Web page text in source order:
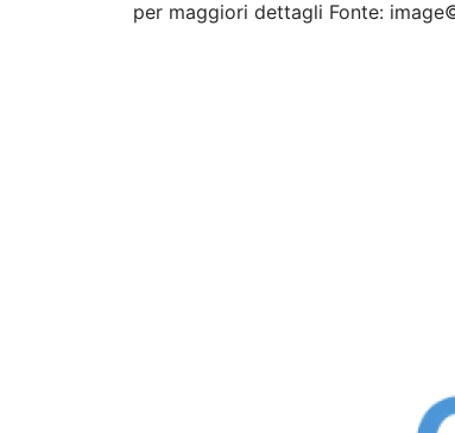
per maggiori dettagli Fonte: